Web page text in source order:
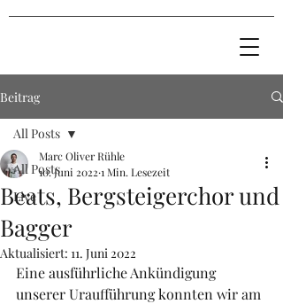
Beitrag
All Posts
Live
All Posts
Beats, Bergsteigerchor und
Bagger
Marc Oliver Rühle
10. Juni 2022 1 Min. Lesezeit
Aktualisiert: 11. Juni 2022
Eine ausführliche Ankündigung
unserer Uraufführung konnten wir am